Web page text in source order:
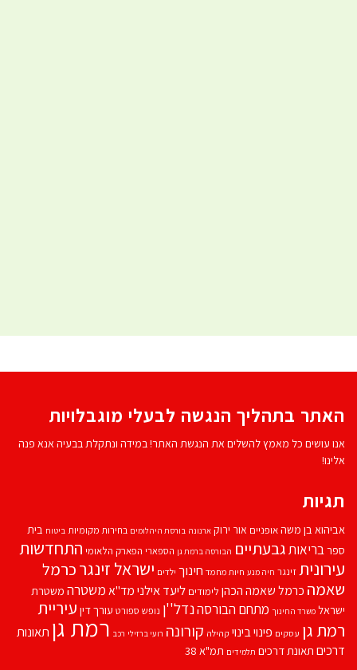
האתר בתהליך הנגשה לבעלי מוגבלויות
אנו עושים כל מאמץ להשלים את הנגשת האתר! במידה ונתקלת בבעיה אנא פנה
אלינו!
תגיות
אביהוא בן משהאופניים אור ירוק ארנונה בורסת היהלומים בחירות מקומיות ביטוח בית
ספרבריאותגבעתיים הבורסה ברמת גן הספארי הפארק הלאומי התחדשות
עירוניתזינגר חיה מנע חיות מחמד חינוך ילדים ישראל זינגרכרמל
שאמה כרמל שאמה הכהן לימודים ליעד אילנימד''אמשטרה משטרת
ישראל משרד החינוך מתחם הבורסהנדל''ן נופש ספורט עורך דין עיריית
רמת גן עסקים פינוי בינוי קהילה קורונה רועי ברזילי רכב רמת גן תאונות
דרכים תאונת דרכים תלמידים תמ"א 38